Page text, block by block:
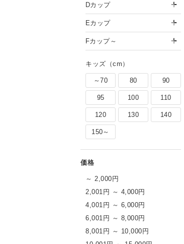
Dカップ
Eカップ
Fカップ～
キッズ（cm）
～70 80 90
95 100 110
120 130 140
150～
～ 2,000円
2,001円 ～ 4,000円
4,001円 ～ 6,000円
6,001円 ～ 8,000円
8,001円 ～ 10,000円